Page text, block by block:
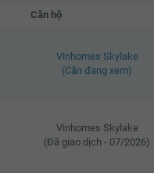
Căn hộ
Vinhomes Skylake
(Căn đang xem)
Vinhomes Skylake
(Đã giao dịch - 07/2026)